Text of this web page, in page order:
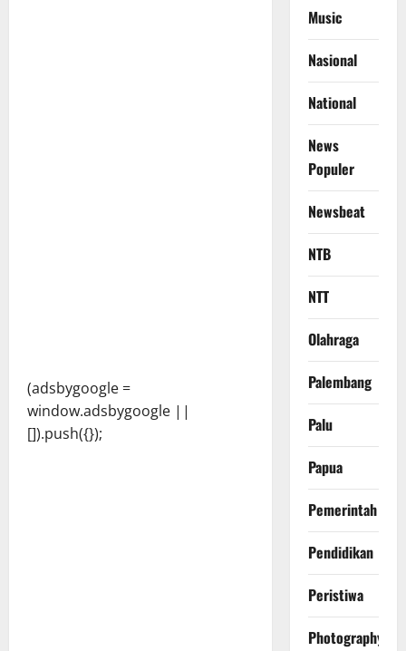
(adsbygoogle =
window.adsbygoogle ||
[]).push({});
Music
Nasional
National
News
Populer
Newsbeat
NTB
NTT
Olahraga
Palembang
Palu
Papua
Pemerintah
Pendidikan
Peristiwa
Photography